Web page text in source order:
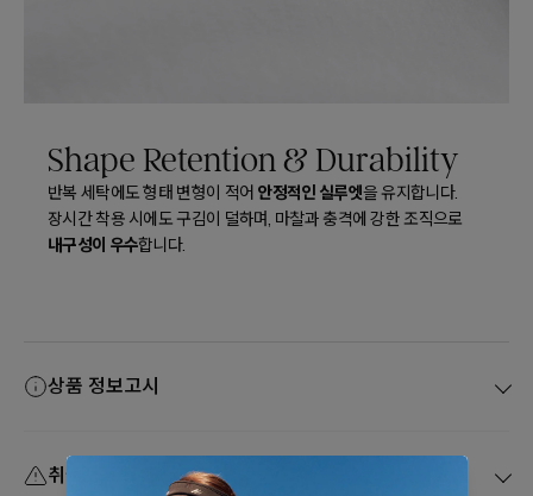
Shape Retention & Durability
반복 세탁에도 형태 변형이 적어 안정적인 실루엣을 유지합니다.
장시간 착용 시에도 구김이 덜하며, 마찰과 충격에 강한 조직으로
내구성이 우수합니다.
상품 정보고시
취급 주의사항